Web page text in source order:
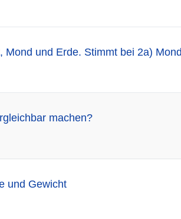
Mond und Erde. Stimmt bei 2a)
machen?
und Gewicht